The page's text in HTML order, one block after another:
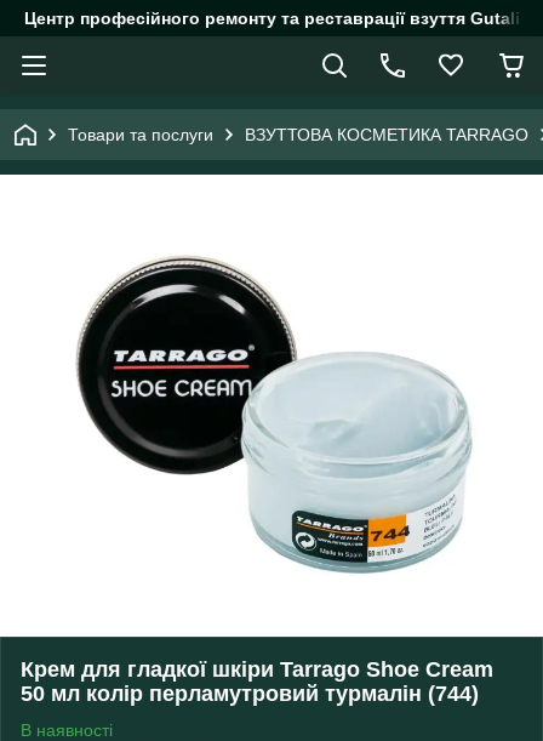
Центр професійного ремонту та реставрації взуття
Товари та послуги ВЗУТТОВА КОСМЕТИКА TARRAGO
Крем для гладкої шкіри Tarrago Shoe Cream
50 мл колір перламутровий турмалін (744)
В наявності